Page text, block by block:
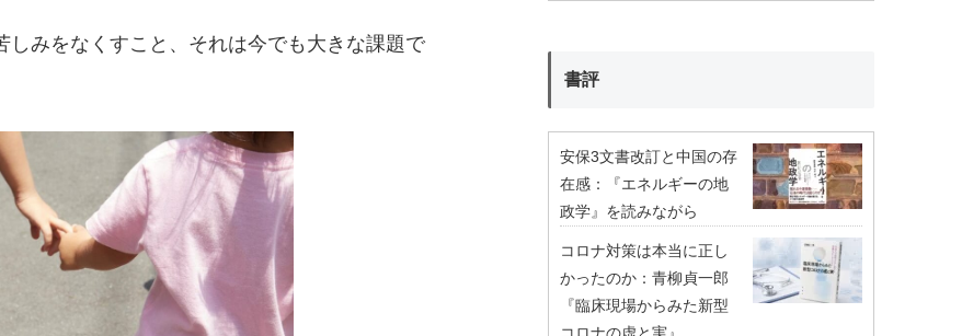
みをなくすこと、それは今でも大きな課題で
書評
安保3文書改訂と中国の存
在感：『エネルギーの地
政学』を読みながら
コロナ対策は本当に正し
かったのか：青柳貞一郎
『臨床現場からみた新型
コロナの虚と実』